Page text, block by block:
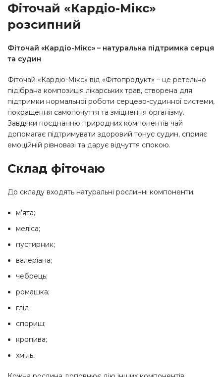
Фіточай «Кардіо-Мікс»
розсипний
Фіточай «Кардіо-Мікс» – натуральна підтримка серця
та судин
Фіточай «Кардіо-Мікс» від «Фітопродукт» – це ретельно
підібрана композиція лікарських трав, створена для
підтримки нормальної роботи серцево-судинної системи,
покращення самопочуття та зміцнення організму.
Завдяки поєднанню природних компонентів чай
допомагає підтримувати здоровий тонус судин, сприяє
емоційній рівновазі та дарує відчуття спокою.
Склад фіточаю
До складу входять натуральні рослинні компоненти:
м’ята;
меліса;
пустирник;
валеріана;
чебрець;
ромашка;
глід;
спориш;
кропива;
хміль.